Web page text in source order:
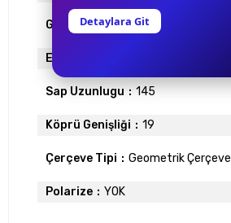
Gövde Rengi KAHVE
Ekartman
Sap Uzunlugu 145
Köprü Genişliği 19
Çerçeve Tipi Geometrik Çerçeve
Polarize YOK
Detaylara Git